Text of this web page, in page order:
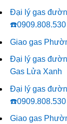
Đại lý gas
Giao gas
Đại lý gas
Gas Lửa Xanh
Đại lý gas
Giao gas